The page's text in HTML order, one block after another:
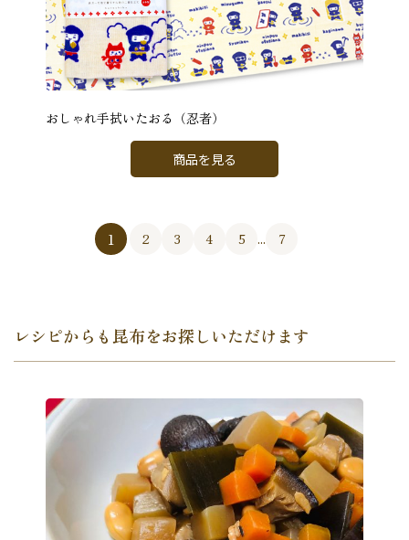
おしゃれ手拭いたおる（忍者）
商品を見る
1 2 3 4 5 ... 7
レシピからも昆布をお探しいただけます